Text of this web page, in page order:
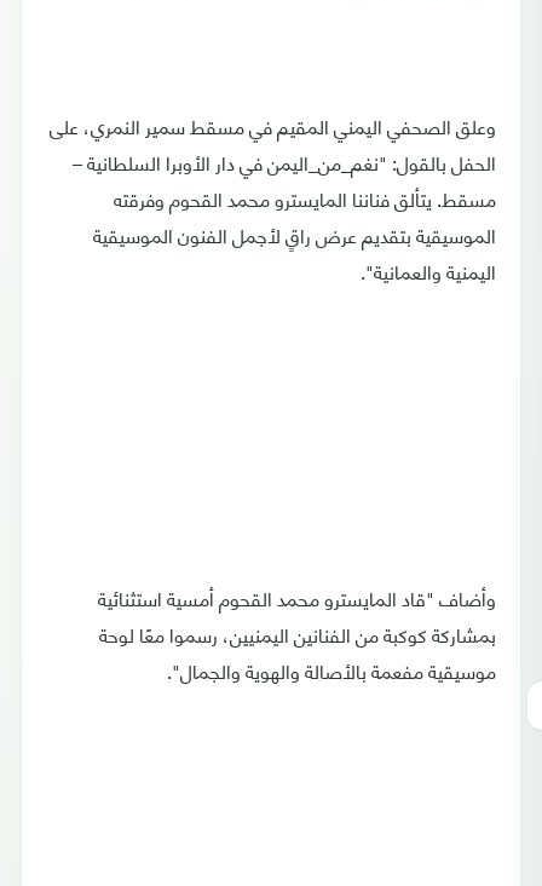
وعلق الصحفي اليمني المقيم في مسقط سمير النمري، على
الحفل بالقول: "نغم_من_اليمن في دار الأوبرا السلطانية –
مسقط. يتألق فناننا المايسترو محمد القحوم وفرقته
الموسيقية بتقديم عرض راقٍ لأجمل الفنون الموسيقية
اليمنية والعمانية".
وأضاف "قاد المايسترو محمد القحوم أمسية استثنائية
بمشاركة كوكبة من الفنانين اليمنيين، رسموا معًا لوحة
موسيقية مفعمة بالأصالة والهوية والجمال".